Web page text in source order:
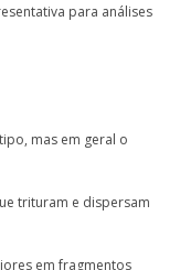
para análises
mas em geral o
trituram e dispersam
em fragmentos